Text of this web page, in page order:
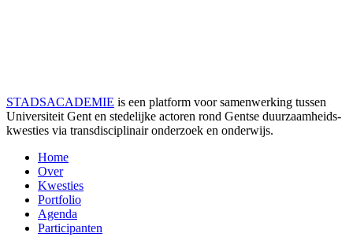
STADSACADEMIE is een platform voor samenwerking tussen
Universiteit Gent en stedelijke actoren rond Gentse duurzaamheids­
kwesties via transdisciplinair onderzoek en onderwijs.
Home
Over
Kwesties
Portfolio
Agenda
Participanten